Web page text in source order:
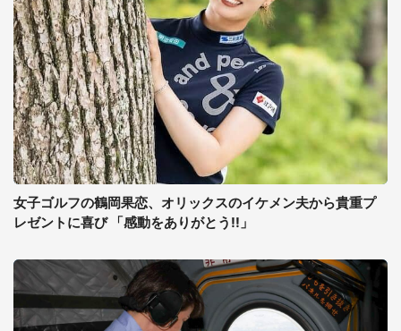
女子ゴルフの鶴岡果恋、オリックスのイケメン夫から貴重プ
レゼントに喜び 「感動をありがとう!!」